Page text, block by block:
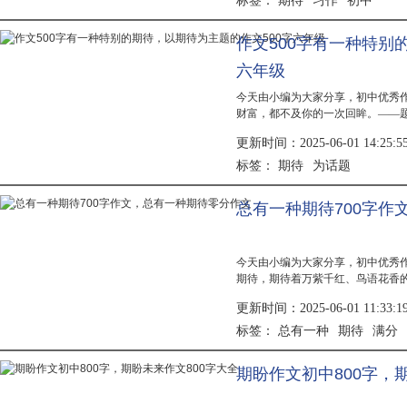
作文500字有一种特别
六年级
今天由小编为大家分享，初中优秀
财富，都不及你的一次回眸。——
曾知道...
更新时间：2025-06-01
标签： 期待 为话题
总有一种期待700字作
今天由小编为大家分享，初中优
期待，期待着万紫千红、鸟语花香
准枪口...
更新时间：2025-06-01
标签： 总有一种 期待 满分
期盼作文初中800字，